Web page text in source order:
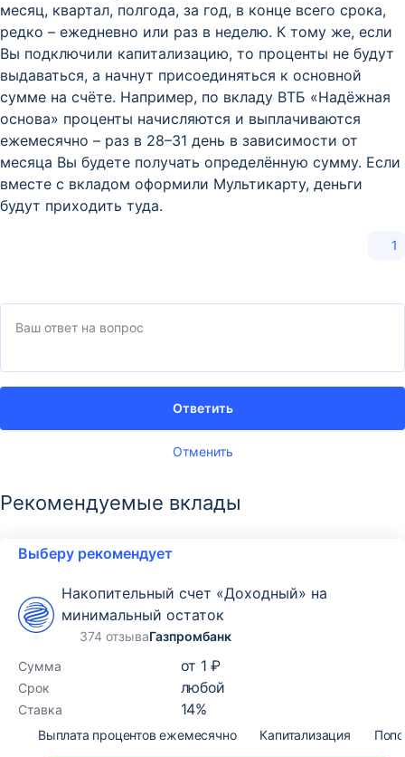
месяц, квартал, полгода, за год, в конце всего срока,
редко – ежедневно или раз в неделю. К тому же, если
Вы подключили капитализацию, то проценты не будут
выдаваться, а начнут присоединяться к основной
сумме на счёте. Например, по вкладу ВТБ «Надёжная
основа» проценты начисляются и выплачиваются
ежемесячно – раз в 28–31 день в зависимости от
месяца Вы будете получать определённую сумму. Если
вместе с вкладом оформили Мультикарту, деньги
будут приходить туда.
1
Отменить
Ответить
Рекомендуемые вклады
Выберу рекомендует
Накопительный счет «Доходный» на
минимальный остаток
374 отзываГазпромбанк
Сумма
от 1 ₽
Срок любой
Ставка 14%
Выплата процентов ежемесячно Капитализация